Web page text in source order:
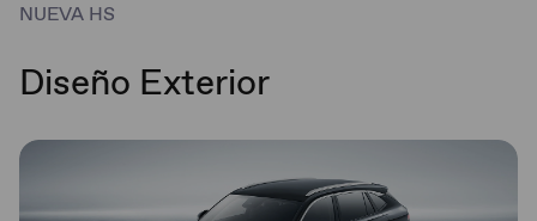
NUEVA HS
Diseño Exterior